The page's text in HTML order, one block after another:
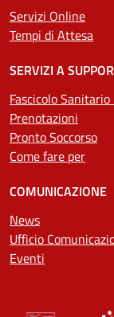
Servizi Online
Tempi di Attesa
SERVIZI A
Fascicolo
Prenotazioni
Pronto Soccorso
Come fare per
COMUNICAZIONE
News
Ufficio
Eventi